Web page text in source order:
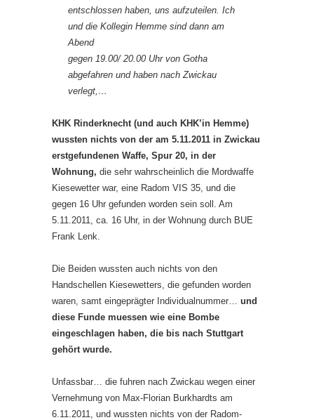
entschlossen haben, uns aufzuteilen. Ich
und die Kollegin Hemme sind dann am
Abend
gegen 19.00/ 20.00 Uhr von Gotha
abgefahren und haben nach Zwickau
verlegt,…
KHK Rinderknecht (und auch KHK’in Hemme)
wussten nichts von der am 5.11.2011 in Zwickau
erstgefundenen Waffe, Spur 20, in der
Wohnung, die sehr wahrscheinlich die Mordwaffe
Kiesewetter war, eine Radom VIS 35, und die
gegen 16 Uhr gefunden worden sein soll. Am
5.11.2011, ca. 16 Uhr, in der Wohnung durch BUE
Frank Lenk.
Die Beiden wussten auch nichts von den
Handschellen Kiesewetters, die gefunden worden
waren, samt eingeprägter Individualnummer… und
diese Funde muessen wie eine Bombe
eingeschlagen haben, die bis nach Stuttgart
gehört wurde.
Unfassbar… die fuhren nach Zwickau wegen einer
Vernehmung von Max-Florian Burkhardts am
6.11.2011, und wussten nichts von der Radom-